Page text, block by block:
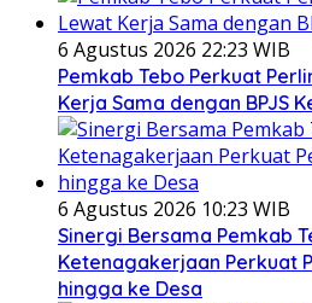
6 Agustus 2026 22:23 WIB
Pemkab Tebo Perkuat
Kerja Sama dengan BPJS
6 Agustus 2026 10:23 WIB
Sinergi Bersama Pemkab
Ketenagakerjaan Perkuat
hingga ke Desa